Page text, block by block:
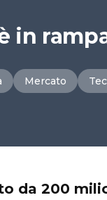
in
Mercato
da 200